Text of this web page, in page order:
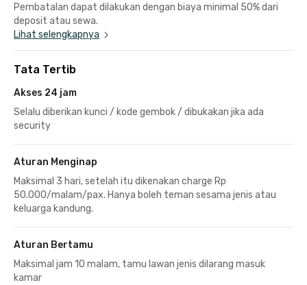
Pembatalan dapat dilakukan dengan biaya minimal 50% dari
deposit atau sewa.
Lihat selengkapnya
Tata Tertib
Akses 24 jam
Selalu diberikan kunci / kode gembok / dibukakan jika ada
security
Aturan Menginap
Maksimal 3 hari, setelah itu dikenakan charge Rp
50.000/malam/pax. Hanya boleh teman sesama jenis atau
keluarga kandung.
Aturan Bertamu
Maksimal jam 10 malam, tamu lawan jenis dilarang masuk
kamar